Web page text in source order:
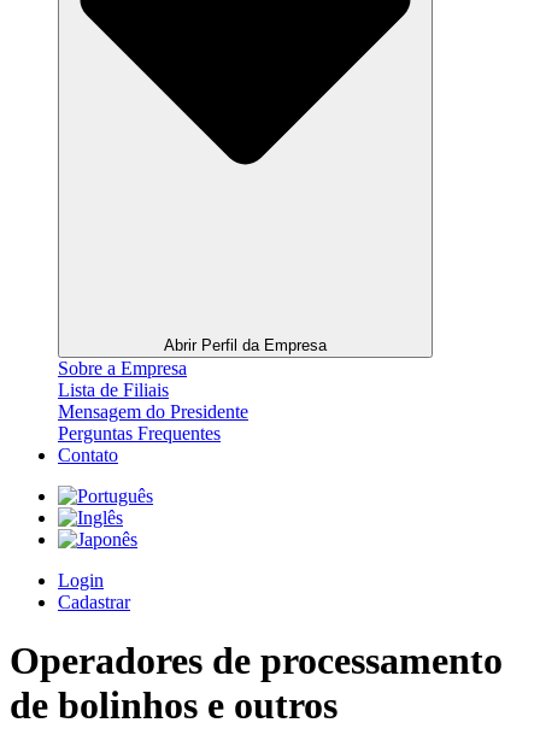
Abrir Perfil da Empresa
Sobre a Empresa
Lista de Filiais
Mensagem do Presidente
Perguntas Frequentes
Contato
Login
Cadastrar
Operadores de processamento
de bolinhos e outros